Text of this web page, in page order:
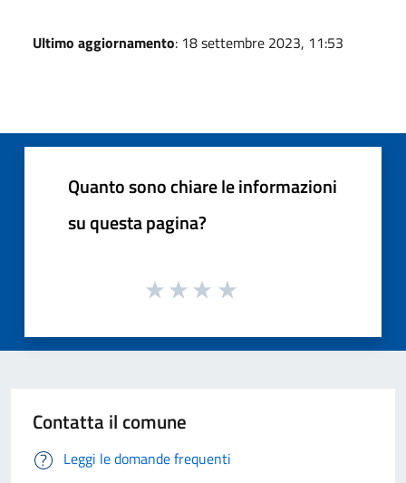
Ultimo aggiornamento: 18 settembre 2023, 11:53
Quanto sono chiare le informazioni
su questa pagina?
Contatta il comune
Leggi le domande frequenti